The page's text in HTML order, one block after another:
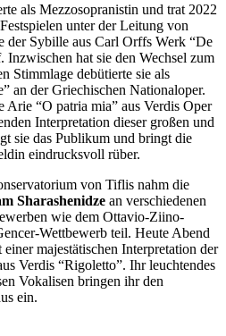
als Mezzosopranistin und trat 2022
unter der Leitung von
der Sybille aus Carl Orffs Werk “De
Inzwischen hat sie den Wechsel zum
Stimmlage debütierte sie als
” an der Griechischen Nationaloper.
Arie “O patria mia” aus Verdis Oper
Interpretation dieser großen und
sie das Publikum und bringt die
eindrucksvoll rüber.
von Tiflis nahm die
Sharashenidze an verschiedenen
wie dem Ottavio-Ziino-
Wettbewerb teil. Heute Abend
majestätischen Interpretation der
Verdis “Rigoletto”. Ihr leuchtendes
Vokalisen bringen ihr den
ein.